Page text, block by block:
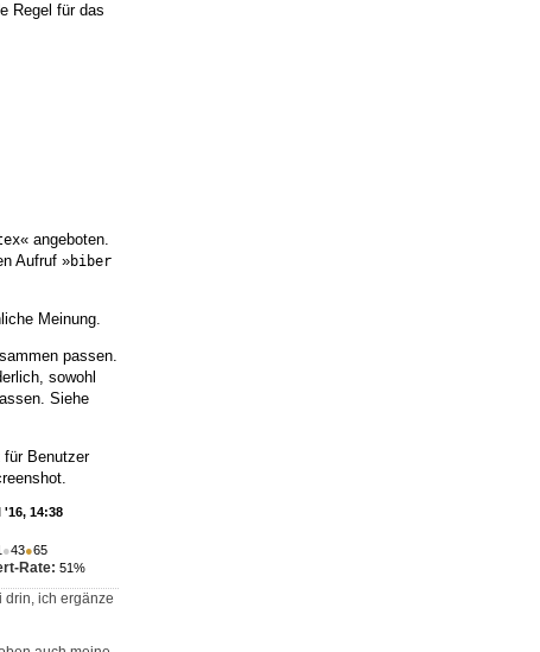
Regel für das
« angeboten.
Aufruf »biber
Meinung.
passen.
sowohl
Siehe
Benutzer
'16, 14:38
●43●65
Rate: 51%
drin, ich ergänze